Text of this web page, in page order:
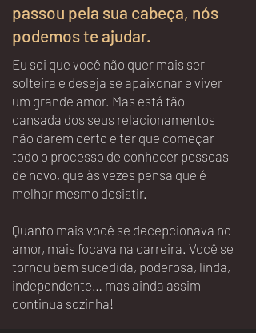
passou pela sua cabeça, nós
podemos te ajudar.
Eu sei que você não quer mais ser
solteira e deseja se apaixonar e viver
um grande amor. Mas está tão
cansada dos seus relacionamentos
não darem certo e ter que começar
todo o processo de conhecer pessoas
de novo, que às vezes pensa que é
melhor mesmo desistir.
Quanto mais você se decepcionava no
amor, mais focava na carreira. Você se
tornou bem sucedida, poderosa, linda,
independente… mas ainda assim
continua sozinha!